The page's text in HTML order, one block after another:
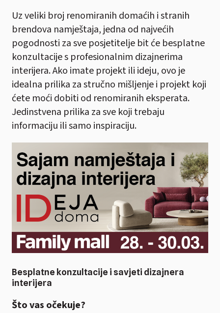
Uz veliki broj renomiranih domaćih i stranih
brendova namještaja, jedna od najvećih
pogodnosti za sve posjetitelje bit će besplatne
konzultacije s profesionalnim dizajnerima
interijera. Ako imate projekt ili ideju, ovo je
idealna prilika za stručno mišljenje i projekt koji
ćete moći dobiti od renomiranih eksperata.
Jedinstvena prilika za sve koji trebaju
informaciju ili samo inspiraciju.
Besplatne konzultacije i savjeti dizajnera
interijera
Što vas očekuje?